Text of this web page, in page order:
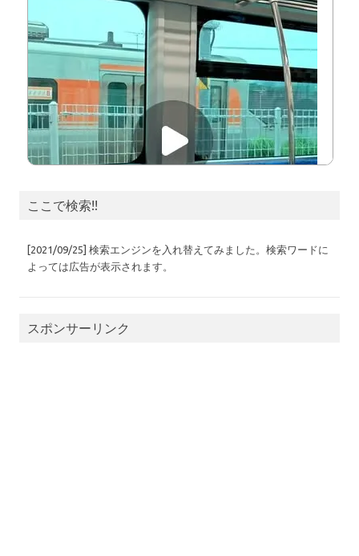
ここで検索!!
[2021/09/25] 検索エンジンを入れ替えてみました。検索ワードに
よっては広告が表示されます。
スポンサーリンク